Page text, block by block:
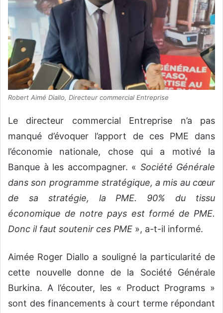
Robert Aimé Diallo, Directeur commercial Entreprise
Le directeur commercial Entreprise n’a pas
manqué d’évoquer l’apport de ces PME dans
l’économie nationale, chose qui a motivé la
Banque à les accompagner. « Société Générale
dans son programme stratégique, a mis au cœur
de sa stratégie, la PME. 90% du tissu
économique de notre pays est formé de PME.
Donc il faut soutenir ces PME », a-t-il informé.
Aimée Roger Diallo a souligné la particularité de
cette nouvelle donne de la Société Générale
Burkina. A l’écouter, les « Product Programs »
sont des financements à court terme répondant